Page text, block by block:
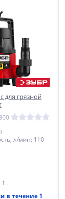
для грязной
л/мин: 110
1
в течение 1